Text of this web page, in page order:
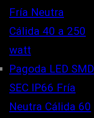
Fría Neutra
Cálida 40 a 250
watt
Pagoda LED SMD
SEC IP66 Fría
Neutra Cálida 60